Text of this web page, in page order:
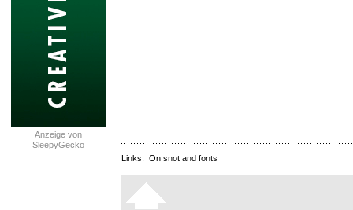
Anzeige von
SleepyGecko
Links: On snot and fonts